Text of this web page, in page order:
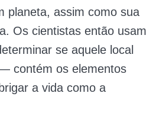
planeta, assim como sua
Os cientistas então usam
se aquele local
contém os elementos
a vida como a